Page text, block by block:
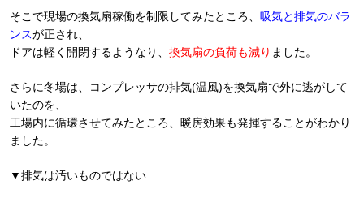
そこで現場の換気扇稼働を制限してみたところ、 吸気と排気のバラ
ンスが正され、
ドアは軽く開閉するようなり、 換気扇の負荷も減り ました。
さらに冬場は、コンプレッサの排気(温風)を換気扇で外に逃がして
いたのを、
工場内に循環させてみたところ、暖房効果も発揮することがわかり
ました。
▼排気は汚いものではない